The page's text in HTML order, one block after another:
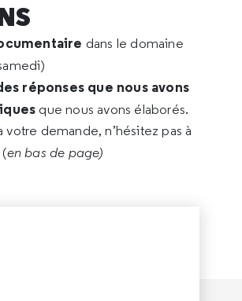
dans le domaine
réponses que nous avons
que nous avons élaborés.
demande, n’hésitez pas à
(en bas de page)